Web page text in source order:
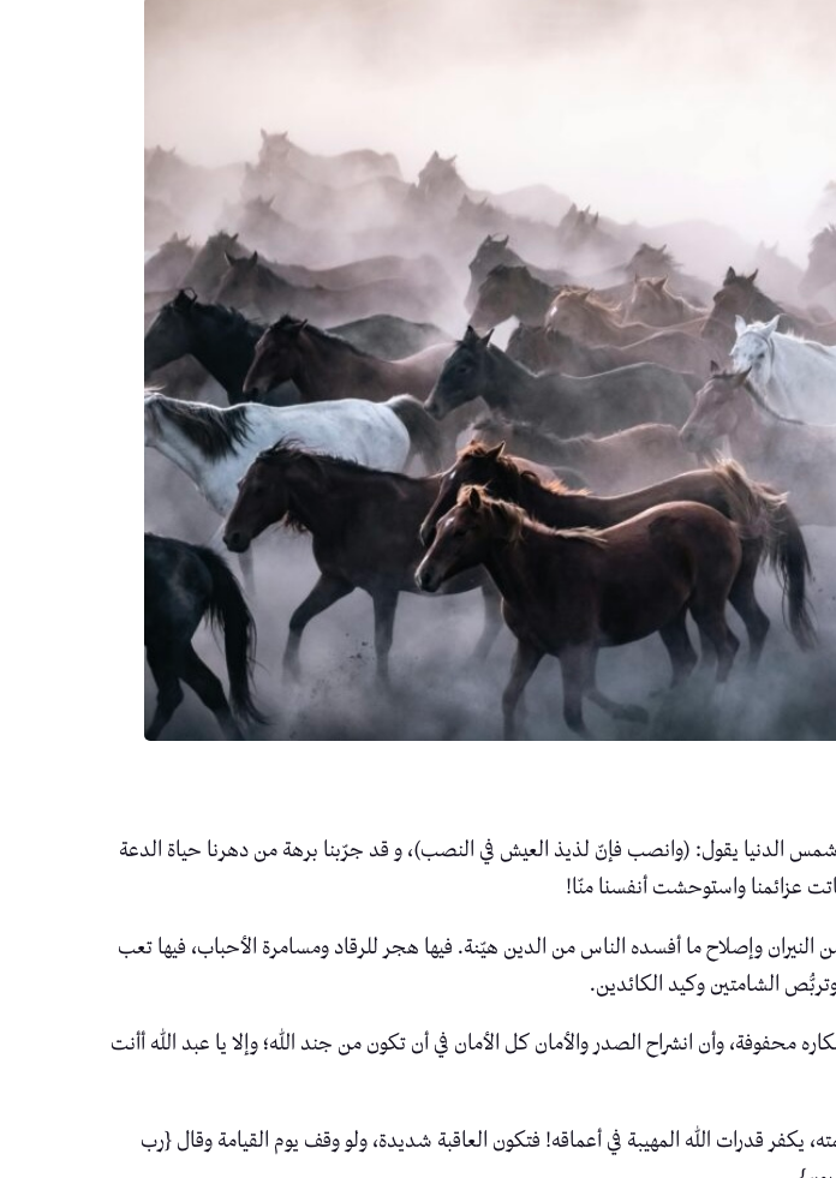
شمس الدنيا يقول: (وانصب فإنّ لذيذ العيش في النصب)، و قد جرّبنا برهة من دهرنا حياة الدعة
عزائمنا واستوحشت أنفسنا منّا!
النيران وإصلاح ما أفسده الناس من الدين هيّنة. فيها هجر للرقاد ومسامرة الأحباب، فيها تعب
الشامتين وكيد الكائدين.
محفوفة، وأن انشراح الصدر والأمان كل الأمان في أن تكون من جند الله؛ وإلا يا عبد الله أأنت
يكفر قدرات الله المهيبة في أعماقه! فتكون العاقبة شديدة، ولو وقف يوم القيامة وقال {رب